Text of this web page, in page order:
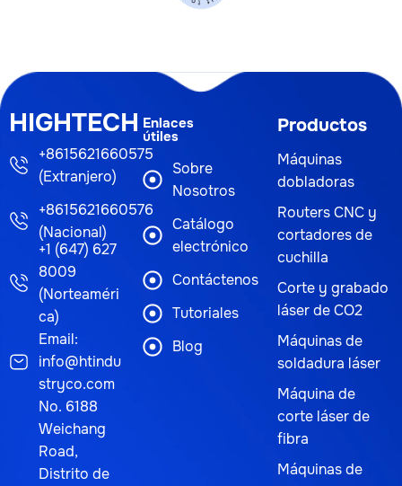
HIGHTECH
+8615621660575
(Extranjero)
+8615621660576
(Nacional)
+1 (647) 627
8009
(Norteaméri
ca)
Email:
info@htindu
stryco.com
No. 6188
Weichang
Road,
Distrito de
Enlaces
útiles
Sobre
Nosotros
Catálogo
electrónico
Contáctenos
Tutoriales
Blog
Productos
Máquinas
dobladoras
Routers CNC y
cortadores de
cuchilla
Corte y grabado
láser de CO2
Máquinas de
soldadura láser
Máquina de
corte láser de
fibra
Máquinas de